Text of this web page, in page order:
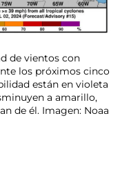
de vientos con
los próximos cinco
están en violeta
a amarillo,
de él. Imagen: Noaa